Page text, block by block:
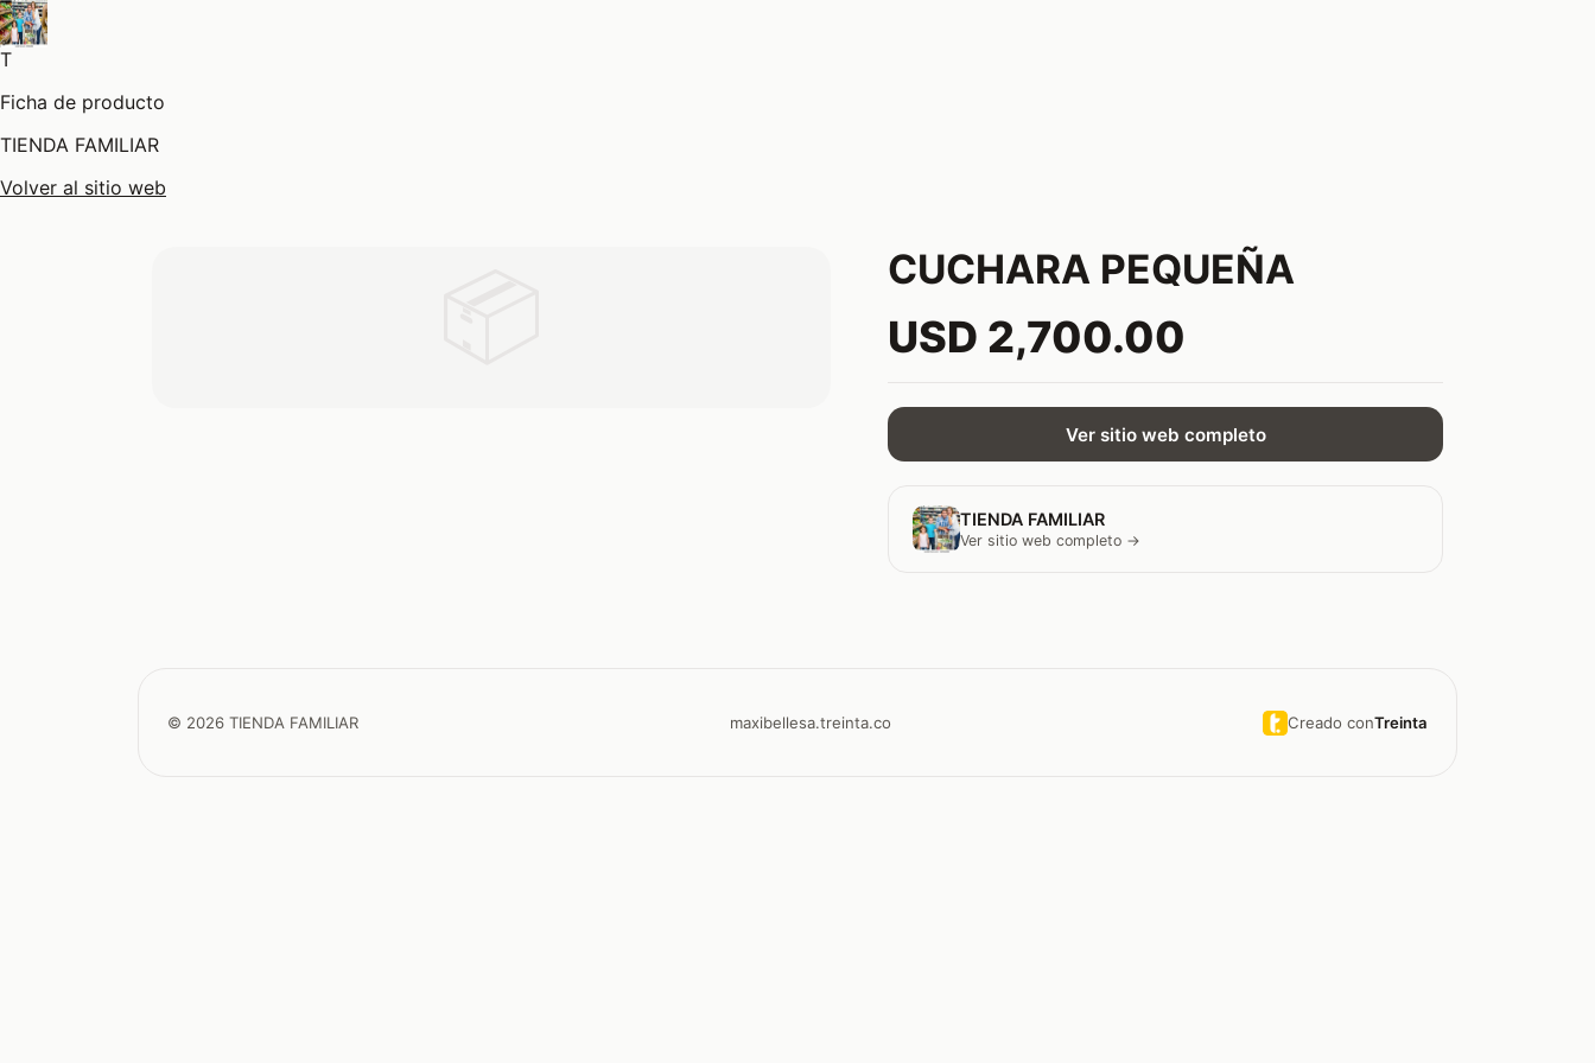
T
Ficha de producto
TIENDA FAMILIAR
Volver al sitio web
CUCHARA PEQUEÑA
USD 2,700.00
Ver sitio web completo
TIENDA FAMILIAR
Ver sitio web completo →
© 2026 TIENDA FAMILIAR maxibellesa.treinta.co Creado conTreinta